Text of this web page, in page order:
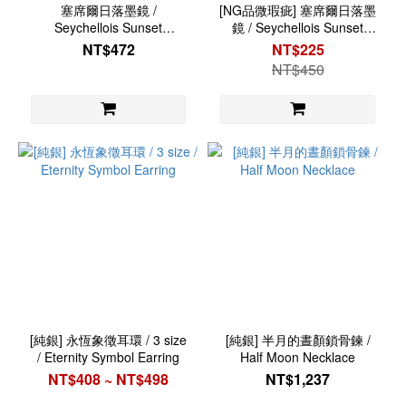
塞席爾日落墨鏡 /
Seychellois Sunset
Sunglasses
NT$472
[NG品微瑕疵] 塞席爾日落墨
鏡 / Seychellois Sunset
Sunglasses
NT$225
NT$450
[純銀] 永恆象徵耳環 / 3 size
/ Eternity Symbol Earring
NT$408 ~ NT$498
[純銀] 半月的晝顏鎖骨鍊 /
Half Moon Necklace
NT$1,237